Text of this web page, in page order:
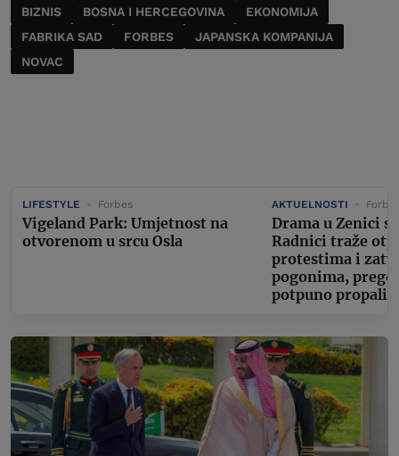
BIZNIS BOSNA I HERCEGOVINA
EKONOMIJA
FABRIKA SAD
FORBES
JAPANSKA KOMPANIJA
NOVAC
LIFESTYLE Forbes
Vigeland Park: Umjetnost na
otvorenom u srcu Osla
AKTUELNOSTI
Drama u Zenici
Radnici traže
protestima i
pogonima,
potpuno propali